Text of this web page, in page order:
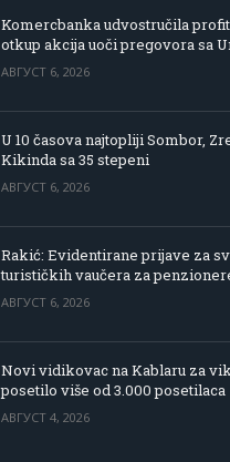
Komercbanka udvostručila
otkup akcija uoči pregovora sa
АВГУСТ 6, 2026
U 10 časova najtopliji Sombor,
Kikinda sa 35 stepeni
АВГУСТ 6, 2026
Rakić: Evidentirane prijave za
turističkih vaučera za
АВГУСТ 6, 2026
Novi vidikovac na Kablaru za
posetilo više od 3.000 posetilaca
АВГУСТ 4, 2026